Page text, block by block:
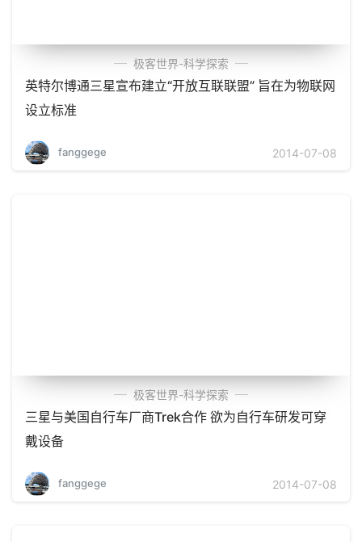
极客世界-科学探索
英特尔博通三星宣布建立“开放互联联盟” 旨在为物联网
设立标准
fanggege 2014-07-08
极客世界-科学探索
三星与美国自行车厂商Trek合作 欲为自行车研发可穿
戴设备
fanggege 2014-07-08